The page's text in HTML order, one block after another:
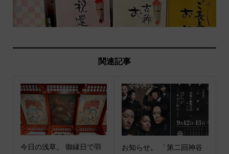
関連記事
今日の浅草。 御縁日で羽
お知らせ。 「第二回神谷